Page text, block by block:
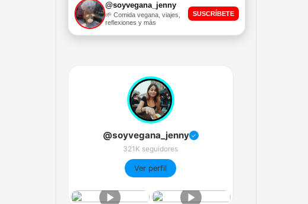
@soyvegana_jenny
🌱 Comida vegana, viajes,
reflexiones y más
SUSCRÍBETE
@soyvegana_jenny ✓
321K seguidores
Ver perfil